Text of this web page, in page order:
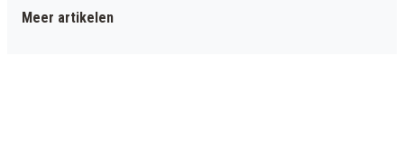
Meer artikelen